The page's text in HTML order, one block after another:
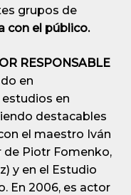
grupos de
con el público.
RESPONSABLE
en
en
destacables
el maestro Iván
de Piotr Fomenko,
y en el Estudio
En 2006, es actor